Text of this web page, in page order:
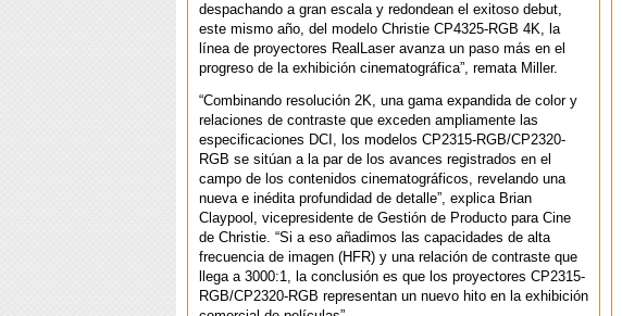
despachando a gran escala y redondean el exitoso debut,
este mismo año, del modelo Christie CP4325-RGB 4K, la
línea de proyectores RealLaser avanza un paso más en el
progreso de la exhibición cinematográfica”, remata Miller.
“Combinando resolución 2K, una gama expandida de color y
relaciones de contraste que exceden ampliamente las
especificaciones DCI, los modelos CP2315-RGB/CP2320-
RGB se sitúan a la par de los avances registrados en el
campo de los contenidos cinematográficos, revelando una
nueva e inédita profundidad de detalle”, explica Brian
Claypool, vicepresidente de Gestión de Producto para Cine
de Christie. “Si a eso añadimos las capacidades de alta
frecuencia de imagen (HFR) y una relación de contraste que
llega a 3000:1, la conclusión es que los proyectores CP2315-
RGB/CP2320-RGB representan un nuevo hito en la exhibición